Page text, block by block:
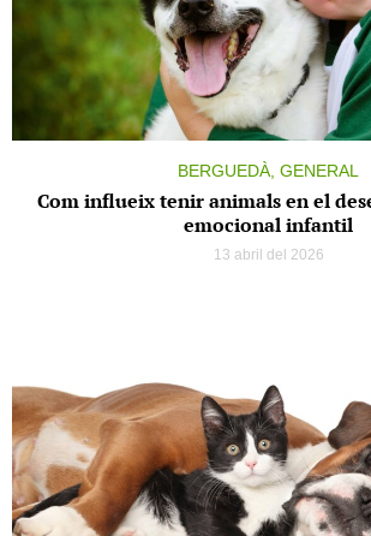
BERGUEDÀ, GENERAL
Com influeix tenir animals en el
emocional infantil
13 abril del 2026